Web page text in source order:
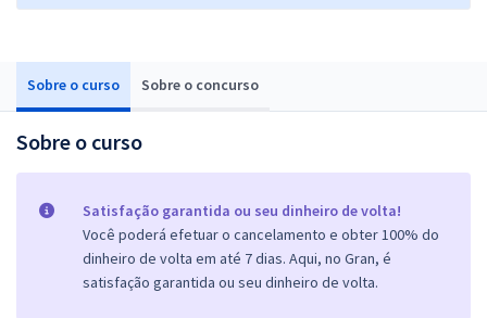
Sobre o curso Sobre o concurso
Sobre o curso
Satisfação garantida ou seu dinheiro de volta!
Você poderá efetuar o cancelamento e obter 100% do
dinheiro de volta em até 7 dias. Aqui, no Gran, é
satisfação garantida ou seu dinheiro de volta.